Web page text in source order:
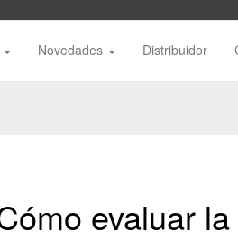
Novedades Distribuidor
evaluar la